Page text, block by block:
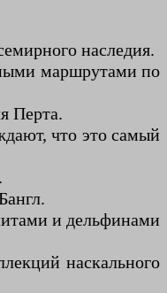
наследия.
маршрутами по
Перта.
что это самый
и дельфинами
наскального